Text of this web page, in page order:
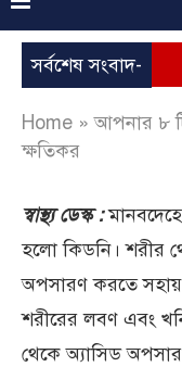
সর্বশেষ সংবাদ-
সভা
Home »আপনার ৮
ক্ষতিকর
স্বাস্থ্য ডেস্ক :
হলো কিডনি। শরীর
অপসারণ করতে
শরীরের লবণ এবং
থেকে অ্যাসিড